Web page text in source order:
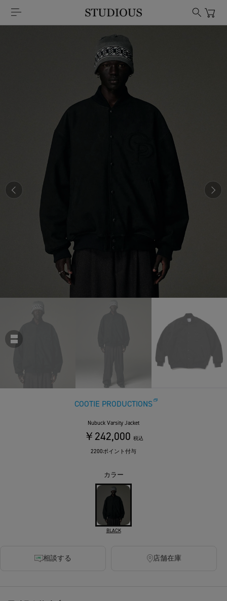
COOTIE PRODUCTIONS
Nubuck Varsity Jacket
￥242,000 税込
2200ポイント付与
カラー
BLACK
相談する 店舗在庫